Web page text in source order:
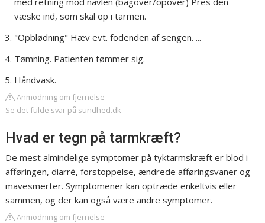
væske ind, som skal op i tarmen.
"Opblødning" Hæv evt. fodenden af sengen. ...
Tømning. Patienten tømmer sig.
Håndvask.
Anmodning om fjernelse
Se det fulde svar på sundhed.dk
Hvad er tegn på tarmkræft?
De mest almindelige symptomer på tyktarmskræft er blod i
afføringen, diarré, forstoppelse, ændrede afføringsvaner og
mavesmerter. Symptomener kan optræde enkeltvis eller
sammen, og der kan også være andre symptomer.
Anmodning om fjernelse